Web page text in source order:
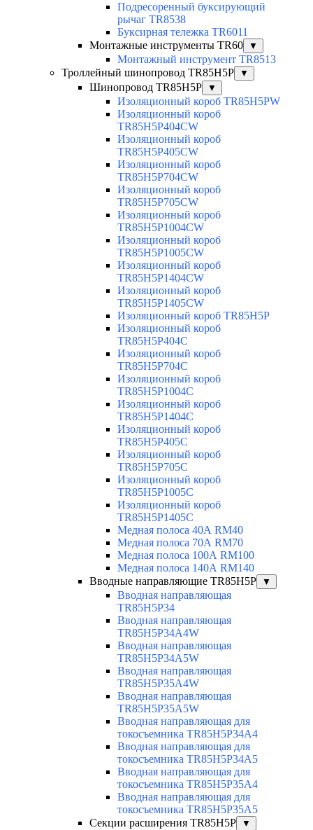
Подресоренный буксирующий
рычаг TR8538
Буксирная тележка TR6011
Монтажные инструменты TR60
▼
Монтажный инструмент TR8513
Троллейный шинопровод TR85H5P
▼
Шинопровод TR85H5P ▼
Изоляционный короб TR85H5PW
Изоляционный короб
TR85H5P404CW
Изоляционный короб
TR85H5P405CW
Изоляционный короб
TR85H5P704CW
Изоляционный короб
TR85H5P705CW
Изоляционный короб
TR85H5P1004CW
Изоляционный короб
TR85H5P1005CW
Изоляционный короб
TR85H5P1404CW
Изоляционный короб
TR85H5P1405CW
Изоляционный короб TR85H5P
Изоляционный короб
TR85H5P404C
Изоляционный короб
TR85H5P704C
Изоляционный короб
TR85H5P1004C
Изоляционный короб
TR85H5P1404C
Изоляционный короб
TR85H5P405C
Изоляционный короб
TR85H5P705C
Изоляционный короб
TR85H5P1005C
Изоляционный короб
TR85H5P1405C
Медная полоса 40А RM40
Медная полоса 70А RM70
Медная полоса 100А RM100
Медная полоса 140А RM140
Вводные направляющие TR85H5P
▼
Вводная направляющая
TR85H5P34
Вводная направляющая
TR85H5P34A4W
Вводная направляющая
TR85H5P34A5W
Вводная направляющая
TR85H5P35A4W
Вводная направляющая
TR85H5P35A5W
Вводная направляющая для
токосъемника TR85H5P34A4
Вводная направляющая для
токосъемника TR85H5P34A5
Вводная направляющая для
токосъемника TR85H5P35A4
Вводная направляющая для
токосъемника TR85H5P35A5
Секции расширения TR85H5P
▼